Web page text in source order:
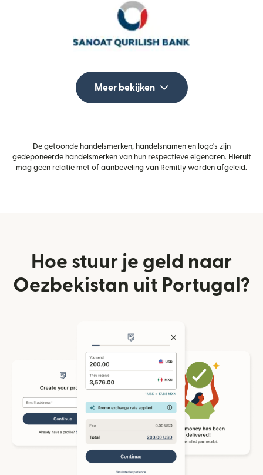
Meer bekijken
De getoonde handelsmerken, handelsnamen en logo's zijn
gedeponeerde handelsmerken van hun respectieve eigenaren. Hieruit
mag geen relatie met of aanbeveling van Remitly worden afgeleid.
Hoe stuur je geld naar
Oezbekistan uit Portugal?